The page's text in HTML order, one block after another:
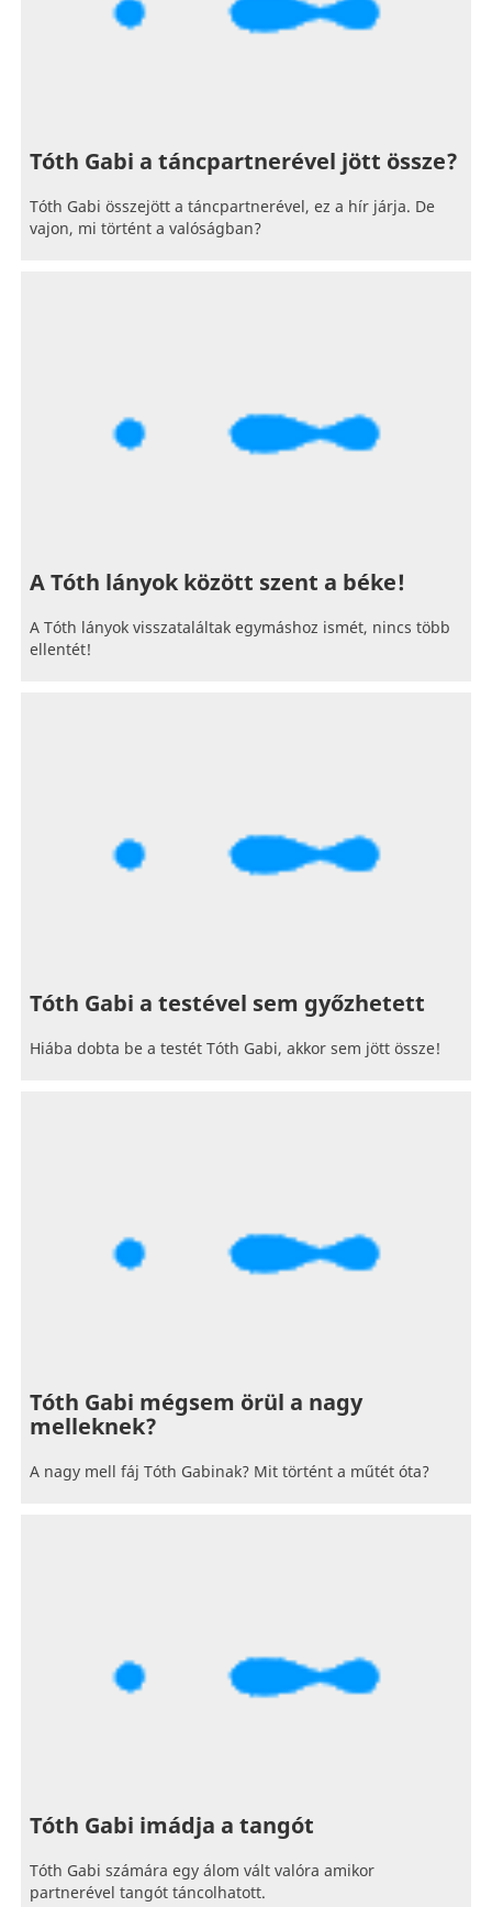
Tóth Gabi a táncpartnerével jött össze?
Tóth Gabi összejött a táncpartnerével, ez a hír járja. De
vajon, mi történt a valóságban?
A Tóth lányok között szent a béke!
A Tóth lányok visszataláltak egymáshoz ismét, nincs több
ellentét!
Tóth Gabi a testével sem győzhetett
Hiába dobta be a testét Tóth Gabi, akkor sem jött össze!
Tóth Gabi mégsem örül a nagy
melleknek?
A nagy mell fáj Tóth Gabinak? Mit történt a műtét óta?
Tóth Gabi imádja a tangót
Tóth Gabi számára egy álom vált valóra amikor
partnerével tangót táncolhatott.